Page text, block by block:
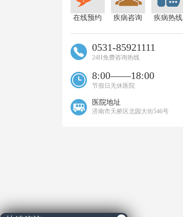
在线预约 疾病咨询 疾病热线
0531-85921111
24H免费咨询热线
8:00——18:00
节假日无休医院
医院地址
济南市天桥区北园大街546号